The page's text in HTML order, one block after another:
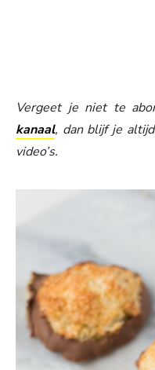
Vergeet je niet te
kanaal, dan blijf je
video’s.